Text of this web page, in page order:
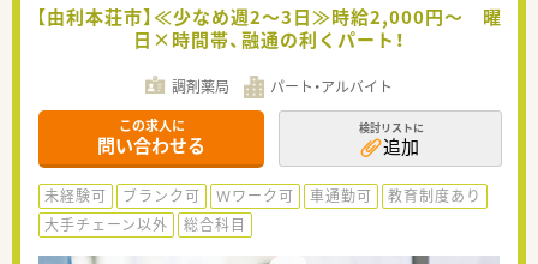
【由利本荘市】≪少なめ週2～3日≫時給2,000円～ 曜
日×時間帯、融通の利くパート！
調剤薬局 パート・アルバイト
この求人に
問い合わせる
検討リストに
追加
未経験可 ブランク可 Ｗワーク可 車通勤可
教育制度あり
大手チェーン以外
総合科目